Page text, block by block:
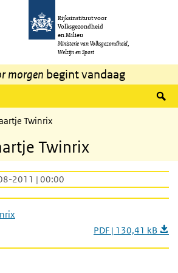
gaan
Rijksinstituut voor
Volksgezondheid
en Milieu
Ministerie van Volksgezondheid,
Welzijn en Sport
morgen begint vandaag
Twinrix
Twinrix
2011 | 00:00
PDF | 130,41 kB